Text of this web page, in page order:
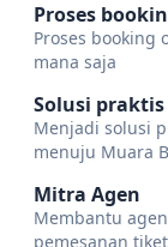
Proses
Proses booking
mana saja
Solusi praktis
Menjadi solusi
menuju Muara
Mitra Agen
Membantu
pemesanan